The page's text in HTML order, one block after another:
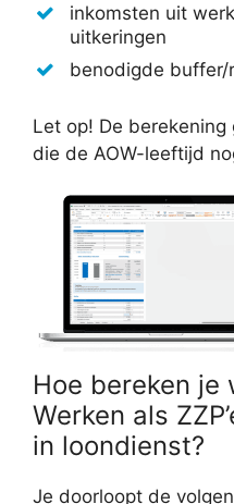
inkomsten uit
uitkeringen
benodigde buffer/
Let op! De
die de AOW-leeftijd
Hoe bereken je
Werken als
in loondienst?
Je doorloopt de